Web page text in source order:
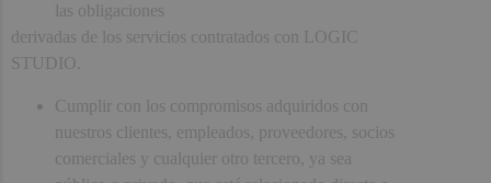
las obligaciones
derivadas de los servicios contratados con LOGIC
STUDIO.
Cumplir con los compromisos adquiridos con
nuestros clientes, empleados, proveedores, socios
comerciales y cualquier otro tercero, ya sea